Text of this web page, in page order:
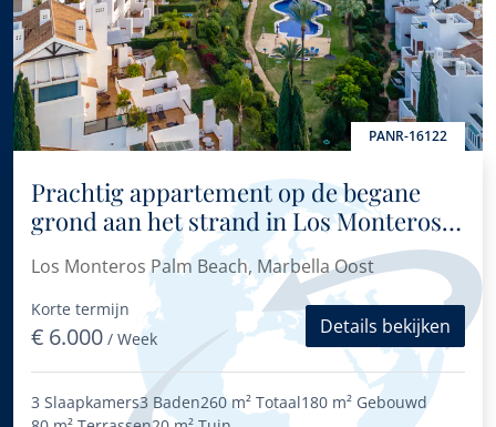
PANR-16122
Prachtig appartement op de begane
grond aan het strand in Los Monteros
Palm Beach, Marbella Oost
Los Monteros Palm Beach, Marbella Oost
Korte termijn
€ 6.000 / Week
Details bekijken
3 Slaapkamers3 Baden260 m² Totaal180 m² Gebouwd